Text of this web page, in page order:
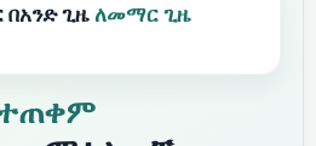
በአንድ ጊዜለመማርጊዜ